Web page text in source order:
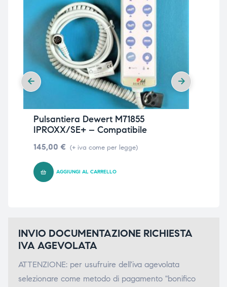
Pulsantiera Dewert M71855
IPROXX/SE+ – Compatibile
145,00 € (+ iva come per legge)
AGGIUNGI AL CARRELLO
INVIO DOCUMENTAZIONE RICHIESTA
IVA AGEVOLATA
ATTENZIONE: per usufruire dell'iva agevolata
selezionare come metodo di pagamento "bonifico